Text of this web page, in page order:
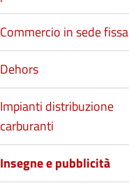
Commercio in sede fissa
Dehors
Impianti distribuzione
carburanti
Insegne e pubblicità